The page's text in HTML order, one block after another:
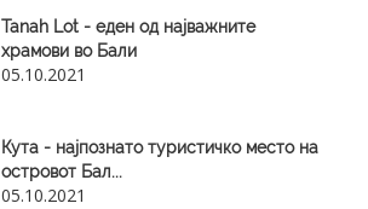
Tanah Lot - еден од најважните
храмови во Бали
05.10.2021
Кута - најпознато туристичко место на
островот Бал...
05.10.2021